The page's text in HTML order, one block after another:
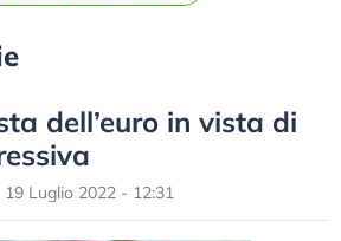
dell’euro in vista di
19 Luglio 2022 - 12:31